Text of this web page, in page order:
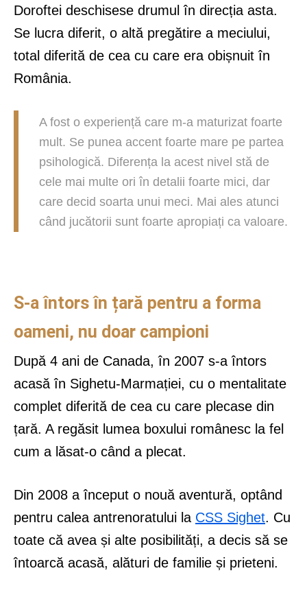
Doroftei deschisese drumul în direcția asta.
Se lucra diferit, o altă pregătire a meciului,
total diferită de cea cu care era obișnuit în
România.
A fost o experiență care m-a maturizat foarte
mult. Se punea accent foarte mare pe partea
psihologică. Diferența la acest nivel stă de
cele mai multe ori în detalii foarte mici, dar
care decid soarta unui meci. Mai ales atunci
când jucătorii sunt foarte apropiați ca valoare.
S-a întors în țară pentru a forma
oameni, nu doar campioni
După 4 ani de Canada, în 2007 s-a întors
acasă în Sighetu-Marmației, cu o mentalitate
complet diferită de cea cu care plecase din
țară. A regăsit lumea boxului românesc la fel
cum a lăsat-o când a plecat.
Din 2008 a început o nouă aventură, optând
pentru calea antrenoratului la CSS Sighet. Cu
toate că avea și alte posibilități, a decis să se
întoarcă acasă, alături de familie și prieteni.